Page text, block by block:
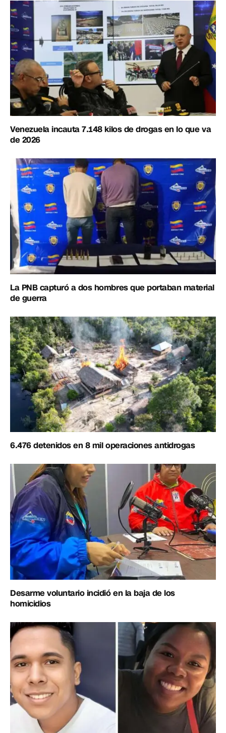
Venezuela incauta 7.148 kilos de drogas en lo que va
de 2026
La PNB capturó a dos hombres que portaban material
de guerra
6.476 detenidos en 8 mil operaciones antidrogas
Desarme voluntario incidió en la baja de los
homicidios